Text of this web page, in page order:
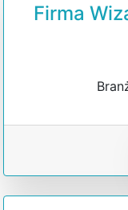
Firma